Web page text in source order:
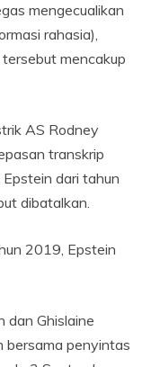
mengecualikan
rahasia),
mencakup
AS Rodney
transkrip
dari tahun
dibatalkan.
2019, Epstein
dan Ghislaine
bersama penyintas